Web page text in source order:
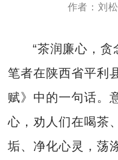
作者：刘松
“茶润廉心，贪
笔者在陕西省平利
赋》中的一句话。
心，劝人们在喝茶
垢、净化心灵，荡